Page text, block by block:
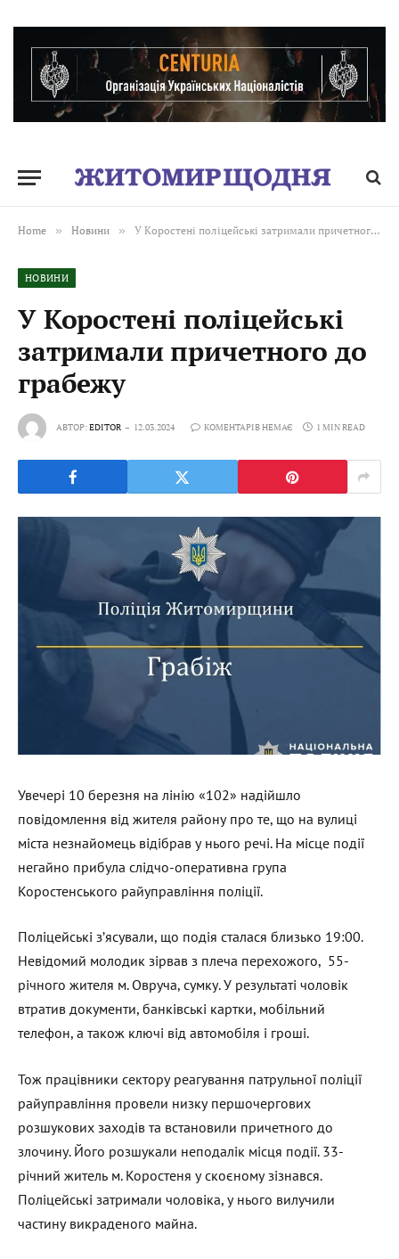
Home » Новини » У Коростені поліцейські затримали причетного до грабежу
НОВИНИ
У Коростені поліцейські
затримали причетного до
грабежу
АВТОР:EDITOR 12.03.2024 КОМЕНТАРІВ НЕМАЄ 1 MIN READ
Увечері 10 березня на лінію «102» надійшло
повідомлення від жителя району про те, що на вулиці
міста незнайомець відібрав у нього речі. На місце події
негайно прибула слідчо-оперативна група
Коростенського райуправління поліції.
Поліцейські з’ясували, що подія сталася близько 19:00.
Невідомий молодик зірвав з плеча перехожого, 55-
річного жителя м. Овруча, сумку. У результаті чоловік
втратив документи, банківські картки, мобільний
телефон, а також ключі від автомобіля і гроші.
Тож працівники сектору реагування патрульної поліції
райуправління провели низку першочергових
розшукових заходів та встановили причетного до
злочину. Його розшукали неподалік місця події. 33-
річний житель м. Коростеня у скоєному зізнався.
Поліцейські затримали чоловіка, у нього вилучили
частину викраденого майна.